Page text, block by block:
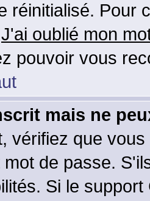
réinitialisé. Pour
J'ai oublié mon
pouvoir vous
mais ne
vérifiez que
de passe.
Si le